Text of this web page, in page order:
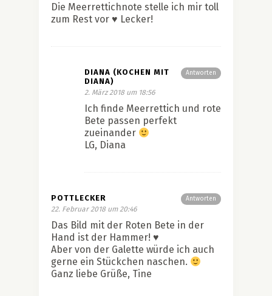
Die Meerrettichnote stelle ich mir toll
zum Rest vor ♥ Lecker!
Antworten
DIANA (KOCHEN MIT
DIANA)
2. März 2018 um 18:56
Ich finde Meerrettich und rote
Bete passen perfekt
zueinander
LG, Diana
Antworten
POTTLECKER
22. Februar 2018 um 20:46
Das Bild mit der Roten Bete in der
Hand ist der Hammer! ♥
Aber von der Galette würde ich auch
gerne ein Stückchen naschen.
Ganz liebe Grüße, Tine